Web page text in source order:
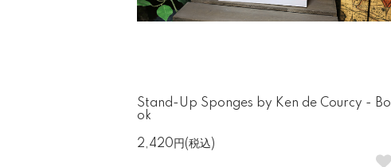
Stand-Up Sponges by Ken de Courcy - Bo
ok
2,420円(税込)